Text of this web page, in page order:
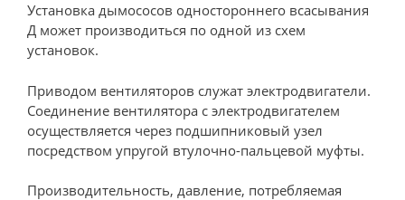
Установка дымососов одностороннего всасывания
Д может производиться по одной из схем
установок.
Приводом вентиляторов служат электродвигатели.
Соединение вентилятора с электродвигателем
осуществляется через подшипниковый узел
посредством упругой втулочно-пальцевой муфты.
Производительность, давление, потребляемая